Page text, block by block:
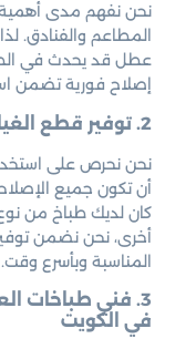
نحن نفهم مدى
المطاعم والفنادق.
عطل قد يحدث في
إصلاح فورية تضمن
2. توفير قطع الغيار الأصلية للطباخات
نحن نحرص على
أن تكون جميع
كان لديك طباخ من
أخرى، نحن نضمن
المناسبة وبأسرع وقت.
3. فني طباخات
في الكويت